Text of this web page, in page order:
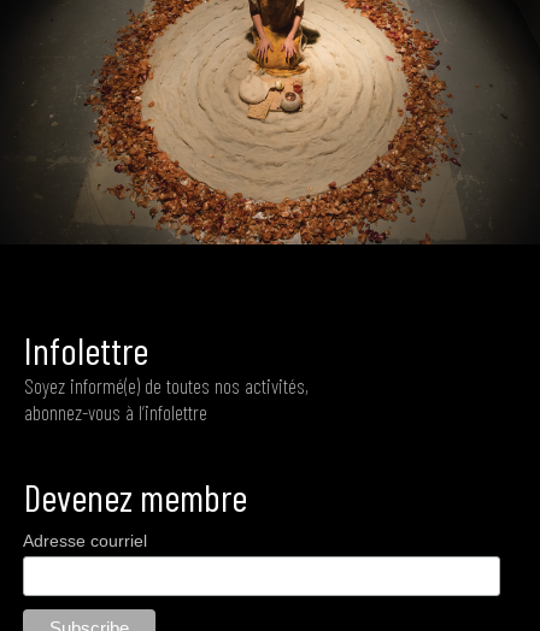
Infolettre
Soyez informé(e) de toutes nos activités,
abonnez-vous à l’infolettre
Devenez membre
Adresse courriel